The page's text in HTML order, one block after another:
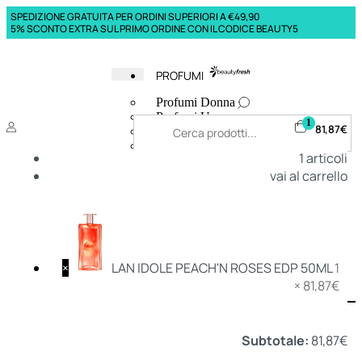
SPEDIZIONE GRATUITA PER ORDINI SUPERIORI A €49,90
5% SCONTO EXTRA SUL PRIMO ORDINE CON IL CODICE BEAUTY5
PROFUMI
Profumi Donna
Profumi Uomo
Deodoranti Donna
1 81,87€
1articoli
vai al carrello
× LAN IDOLE PEACH'N ROSES EDP 50ML1
× 81,87€
Subtotale: 81,87€